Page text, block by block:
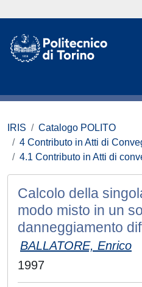
IRIS
Catalogo POLITO
4 Contributo in Atti di
4.1 Contributo in Atti di
Calcolo della
modo misto in un
danneggiamento
BALLATORE, Enrico
1997